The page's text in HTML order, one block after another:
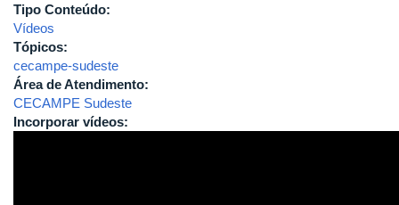
Tipo Conteúdo:
Vídeos
Tópicos:
cecampe-sudeste
Área de Atendimento:
CECAMPE Sudeste
Incorporar vídeos: